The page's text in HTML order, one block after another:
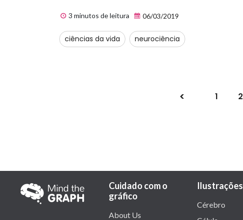
3 minutos de leitura 06/03/2019
ciências da vida neurociência
1 2
Cuidado com o
gráfico
About Us
Ilustrações
Cérebro